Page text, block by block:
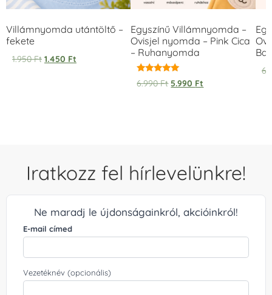
Villámnyomda utántöltő –
fekete
1.950Ft 1.450 Ft
Egyszínű Villámnyomda –
Ovisjel nyomda – Pink Cica
– Ruhanyomda
Értékelés:
5.00
6.990Ft 5.990 Ft
Iratkozz fel hírlevelünkre!
Ne maradj le újdonságainkról, akcióinkról!
E-mail címed
Vezetéknév (opcionális)